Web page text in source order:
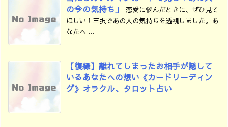
の今の気持ち」
恋愛に悩んだときに、ぜひ見て
ほしい！三択であの人の気持ちを透視しました。あ
なたへ ...
【復縁】離れてしまったお相手が隠して
いるあなたへの想い《カードリーディン
グ》オラクル、タロット占い